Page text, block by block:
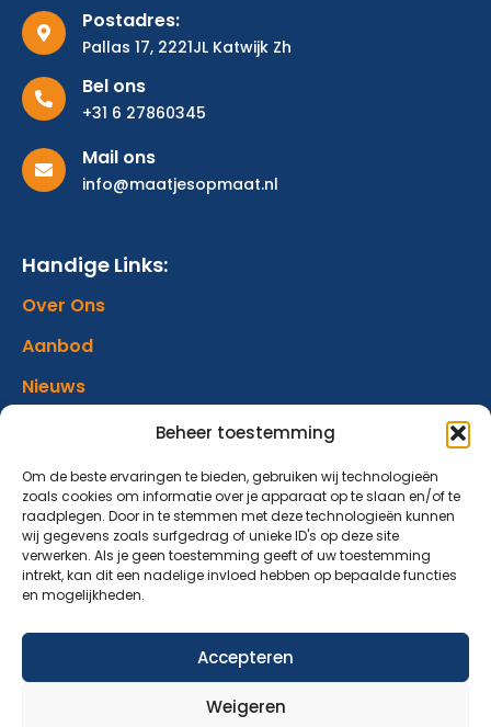
Beheer toestemming
Om de beste ervaringen te bieden, gebruiken wij technologieën
zoals cookies om informatie over je apparaat op te slaan en/of te
raadplegen. Door in te stemmen met deze technologieën kunnen
wij gegevens zoals surfgedrag of unieke ID's op deze site
verwerken. Als je geen toestemming geeft of uw toestemming
intrekt, kan dit een nadelige invloed hebben op bepaalde functies
en mogelijkheden.
Accepteren
Weigeren
Postadres:
Pallas 17, 2221JL Katwijk Zh
Bel ons
+31 6 27860345
Mail ons
info@maatjesopmaat.nl
Handige Links:
Over Ons
Aanbod
Nieuws
Donatie
Contact
Abonneer op onze nieuwsbrief
Aanmelden nieuwsbrief